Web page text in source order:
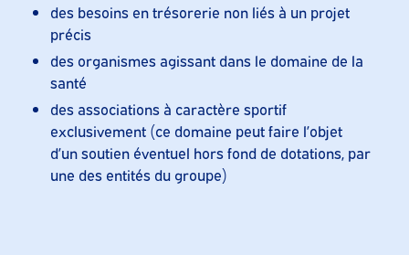
des besoins en trésorerie non liés à un projet
précis
des organismes agissant dans le domaine de la
santé
des associations à caractère sportif
exclusivement (ce domaine peut faire l’objet
d’un soutien éventuel hors fond de dotations, par
une des entités du groupe)